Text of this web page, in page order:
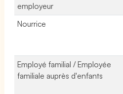
employeur
Nourrice
Employé familial / Employée
familiale auprès d'enfants